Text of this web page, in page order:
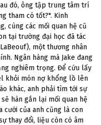
đó, ông tập trung tâm trí
tham có tốt?". Kinh
cùng các mối quan hệ cũ
tại trường đại học đã tác
một thương nhân
Ngân hàng mà Jake đang
nghiêm trọng. Để cứu lấy
khỏi món nợ khổng lồ lên
khác, anh phải tìm tới sự
hàn gắn lại mối quan hệ
cưới của anh cũng là con
thay đổi, liệu còn có âm